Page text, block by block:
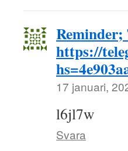
https://
17 januari,
l6jl7w
Svara